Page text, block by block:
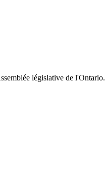
législative de l'Ontario.